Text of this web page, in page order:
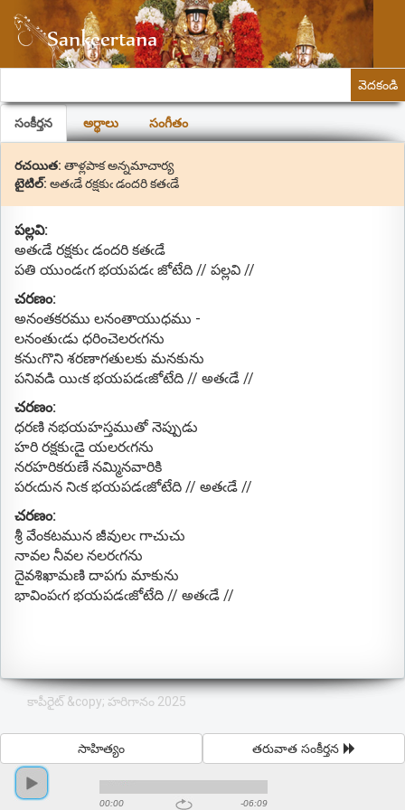
వెదకండి
సంకీర్తన అర్థాలు సంగీతం
రచయిత: తాళ్లపాక అన్నమాచార్య
టైటిల్: అతఁడే రక్షకుఁ డందరి కతఁడే
పల్లవి:
అతఁడే రక్షకుఁ డందరి కతఁడే
పతి యుండఁగ భయపడఁ జోటేది // పల్లవి //
చరణం:
అనంతకరము లనంతాయుధము -
లనంతుఁడు ధరించెలరఁగను
కనుఁగొని శరణాగతులకు మనకును
పనివడి యిఁక భయపడఁజోటేది // అతఁడే //
చరణం:
ధరణి నభయహస్తముతో నెప్పుడు
హరి రక్షకుఁడై యలరఁగను
నరహరికరుణే నమ్మినవారికి
పరఁదున నిఁక భయపడఁజోటేది // అతఁడే //
చరణం:
శ్రీ వేంకటమున జీవులఁ గాచుచు
నావల నీవల నలరఁగను
దైవశిఖామణి దాపగు మాకును
భావింపఁగ భయపడఁజోటేది // అతఁడే //
కాపీరైట్ &copy; హరిగానం 2025
తరువాత సంకీర్తన
సాహిత్యం
00:00 -06:09